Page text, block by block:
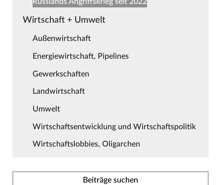
Wirtschaft + Umwelt
Außenwirtschaft
Energiewirtschaft, Pipelines
Gewerkschaften
Landwirtschaft
Umwelt
Wirtschaftsentwicklung und Wirtschaftspolitik
Wirtschaftslobbies, Oligarchen
Beiträge suchen